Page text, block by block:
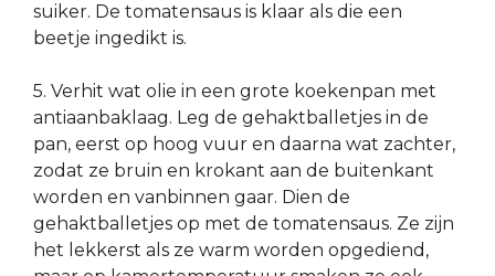
suiker. De tomatensaus is klaar als die een
beetje ingedikt is.
5. Verhit wat olie in een grote koekenpan met
antiaanbaklaag. Leg de gehaktballetjes in de
pan, eerst op hoog vuur en daarna wat zachter,
zodat ze bruin en krokant aan de buitenkant
worden en vanbinnen gaar. Dien de
gehaktballetjes op met de tomatensaus. Ze zijn
het lekkerst als ze warm worden opgediend,